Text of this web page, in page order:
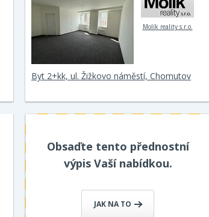
Molík reality s.r.o.
Byt 2+kk, ul. Žižkovo náměstí, Chomutov
Obsaďte tento přednostní
výpis Vaší nabídkou.
JAK NA TO